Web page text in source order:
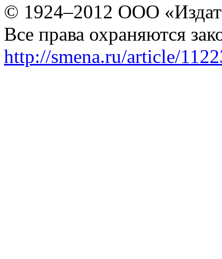
© 1924–2012 ООО
Все права охраняются
http://smena.ru/article/